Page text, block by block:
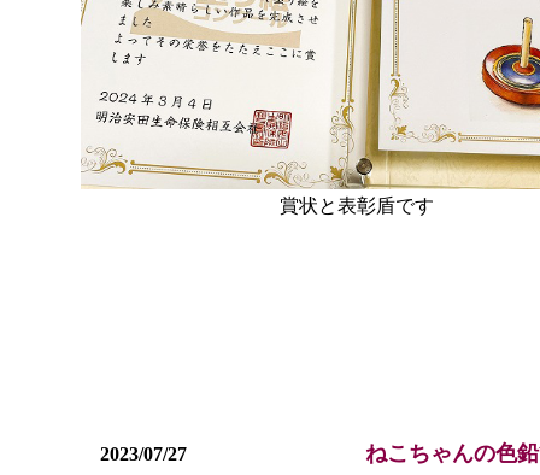
賞状と表彰盾です
2023/07/27 ねこちゃんの色